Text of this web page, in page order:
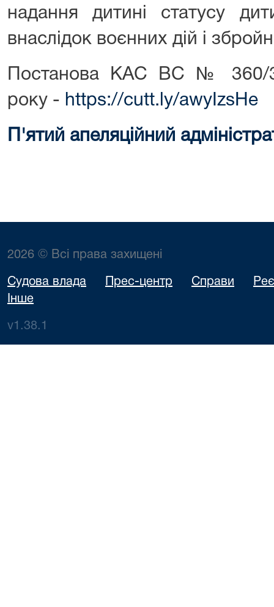
надання дитині статусу
внаслідок воєнних дій і
Постанова КАС ВС № 360/
року - https://cutt.ly/awyIzsHe
П'ятий апеляційний
2026 © Всі права захищені
Судова влада Прес-центр Справи
Інше
v1.38.1